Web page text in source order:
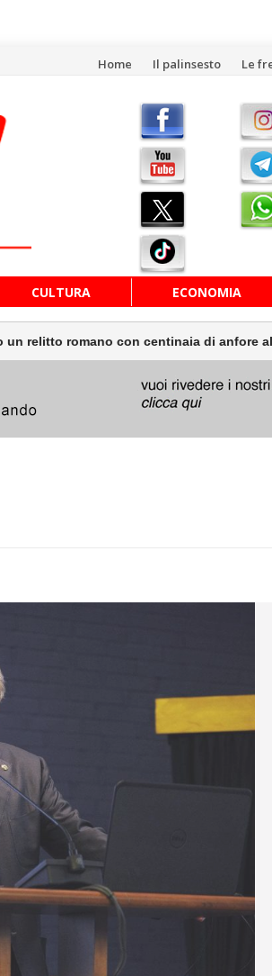
Vai
contenuto
Home Il palinsesto Le
CULTURA ECONOMIA
con centinaia di anfore al largo di